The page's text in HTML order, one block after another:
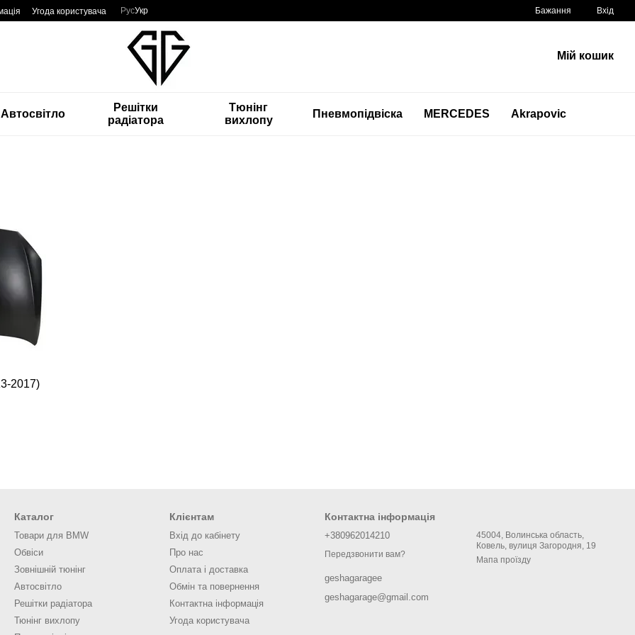
Угода користувача РусУкр Бажання Вхід
Мій кошик
Автосвітло
Решітки
радіатора
Тюнінг
вихлопу
Пневмопідвіска MERCEDES Akrapovic
2017)
Каталог
Товари для BMW
Обвіси
Зовнішній тюнінг
Автосвітло
Решітки радіатора
Тюнінг вихлопу
Клієнтам
Вхід до кабінету
Про нас
Оплата і доставка
Обмін та повернення
Контактна інформація
Угода користувача
Контактна інформація
+380962014210
Передзвонити вам?
geshagaragee
geshagarage@gmail.com
45004, Волинська область,
Ковель, вулиця Загородня, 19
Мапа проїзду